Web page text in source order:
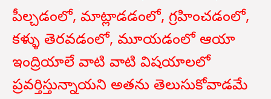
పీల్చడంలో, మాట్లాడడంలో, గ్రహించడంలో,
కళ్ళు తెరవడంలో, మూయడంలో ఆయా
ఇంద్రియాలే వాటి వాటి విషయాలలో
ప్రవర్తిస్తున్నాయని అతను తెలుసుకోవాడమే